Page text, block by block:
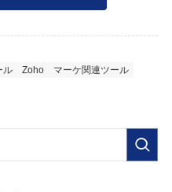
ル Zoho マーケ関連ツール